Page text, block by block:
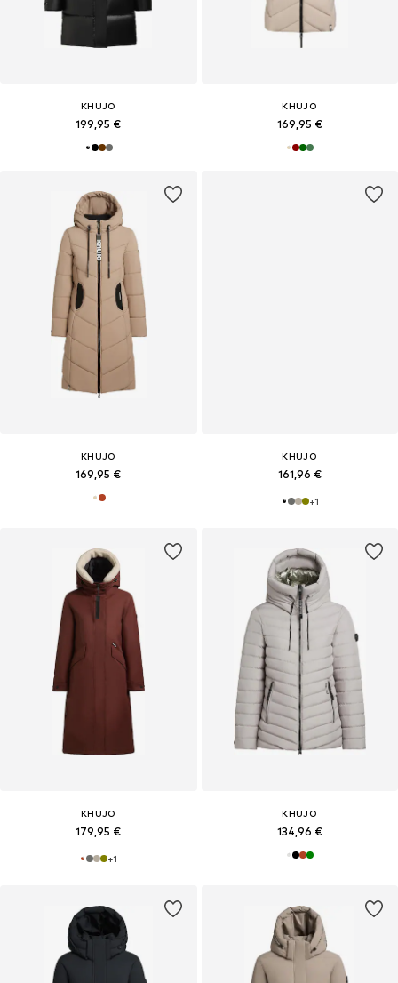
KHUJO
199,95 €
KHUJO
169,95 €
KHUJO
169,95 €
KHUJO
161,96 €
+1
KHUJO
179,95 €
+1
KHUJO
134,96 €